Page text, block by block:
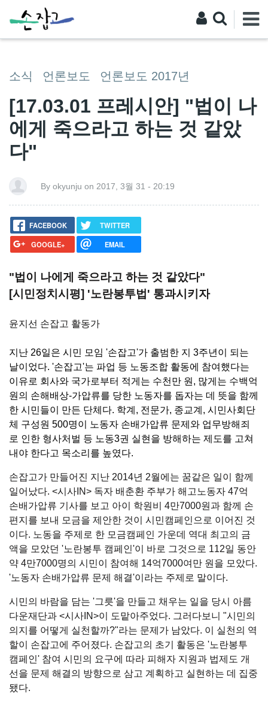
소식 언론보도 언론보도 2017년
[17.03.01 프레시안] "법이 나
에게 죽으라고 하는 것 같았
다"
By okyunju on 2017, 3월 31 - 20:19
FACEBOOK
TWITTER
GOOGLE+
EMAIL
"법이 나에게 죽으라고 하는 것 같았다"
[시민정치시평] '노란봉투법' 통과시키자
윤지선 손잡고 활동가
지난 26일은 시민 모임 '손잡고'가 출범한 지 3주년이 되는
날이었다. '손잡고'는 파업 등 노동조합 활동에 참여했다는
이유로 회사와 국가로부터 적게는 수천만 원, 많게는 수백억
원의 손해배상-가압류를 당한 노동자를 돕자는 데 뜻을 함께
한 시민들이 만든 단체다. 학계, 전문가, 종교계, 시민사회단
체 구성원 500명이 노동자 손배가압류 문제와 업무방해죄
로 인한 형사처벌 등 노동3권 실현을 방해하는 제도를 고쳐
내야 한다고 목소리를 높였다.
손잡고가 만들어진 지난 2014년 2월에는 꿈같은 일이 함께
일어났다. <시사IN> 독자 배춘환 주부가 해고노동자 47억
손배가압류 기사를 보고 아이 학원비 4만7000원과 함께 손
편지를 보내 모금을 제안한 것이 시민캠페인으로 이어진 것
이다. 노동을 주제로 한 모금캠페인 가운데 역대 최고의 금
액을 모았던 '노란봉투 캠페인'이 바로 그것으로 112일 동안
약 4만7000명의 시민이 참여해 14억7000여만 원을 모았다.
'노동자 손배가압류 문제 해결'이라는 주제로 말이다.
시민의 바람을 담는 '그릇'을 만들고 채우는 일을 당시 아름
다운재단과 <시사IN>이 도맡아주었다. 그러다보니 "시민의
의지를 어떻게 실천할까?"라는 문제가 남았다. 이 실천의 역
할이 손잡고에 주어졌다. 손잡고의 초기 활동은 '노란봉투
캠페인' 참여 시민의 요구에 따라 피해자 지원과 법제도 개
선을 문제 해결의 방향으로 삼고 계획하고 실현하는 데 집중
됐다.